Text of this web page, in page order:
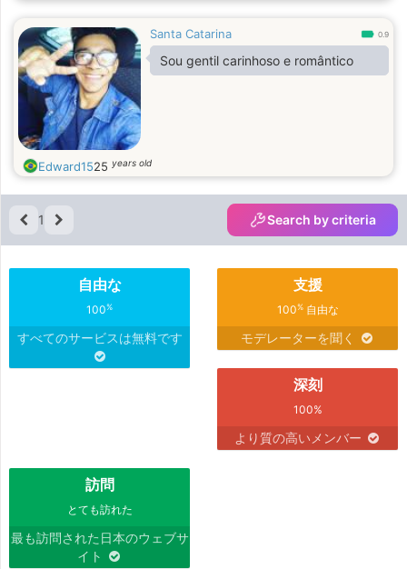
Santa Catarina 0.9
Sou gentil carinhoso e romântico
Edward1525 years old
1 Search by criteria
自由な
100%
すべてのサービスは無料です
支援
100%自由な
モデレーターを聞く
深刻
100%
より質の高いメンバー
訪問
とても訪れた
最も訪問された日本のウェブサ
イト